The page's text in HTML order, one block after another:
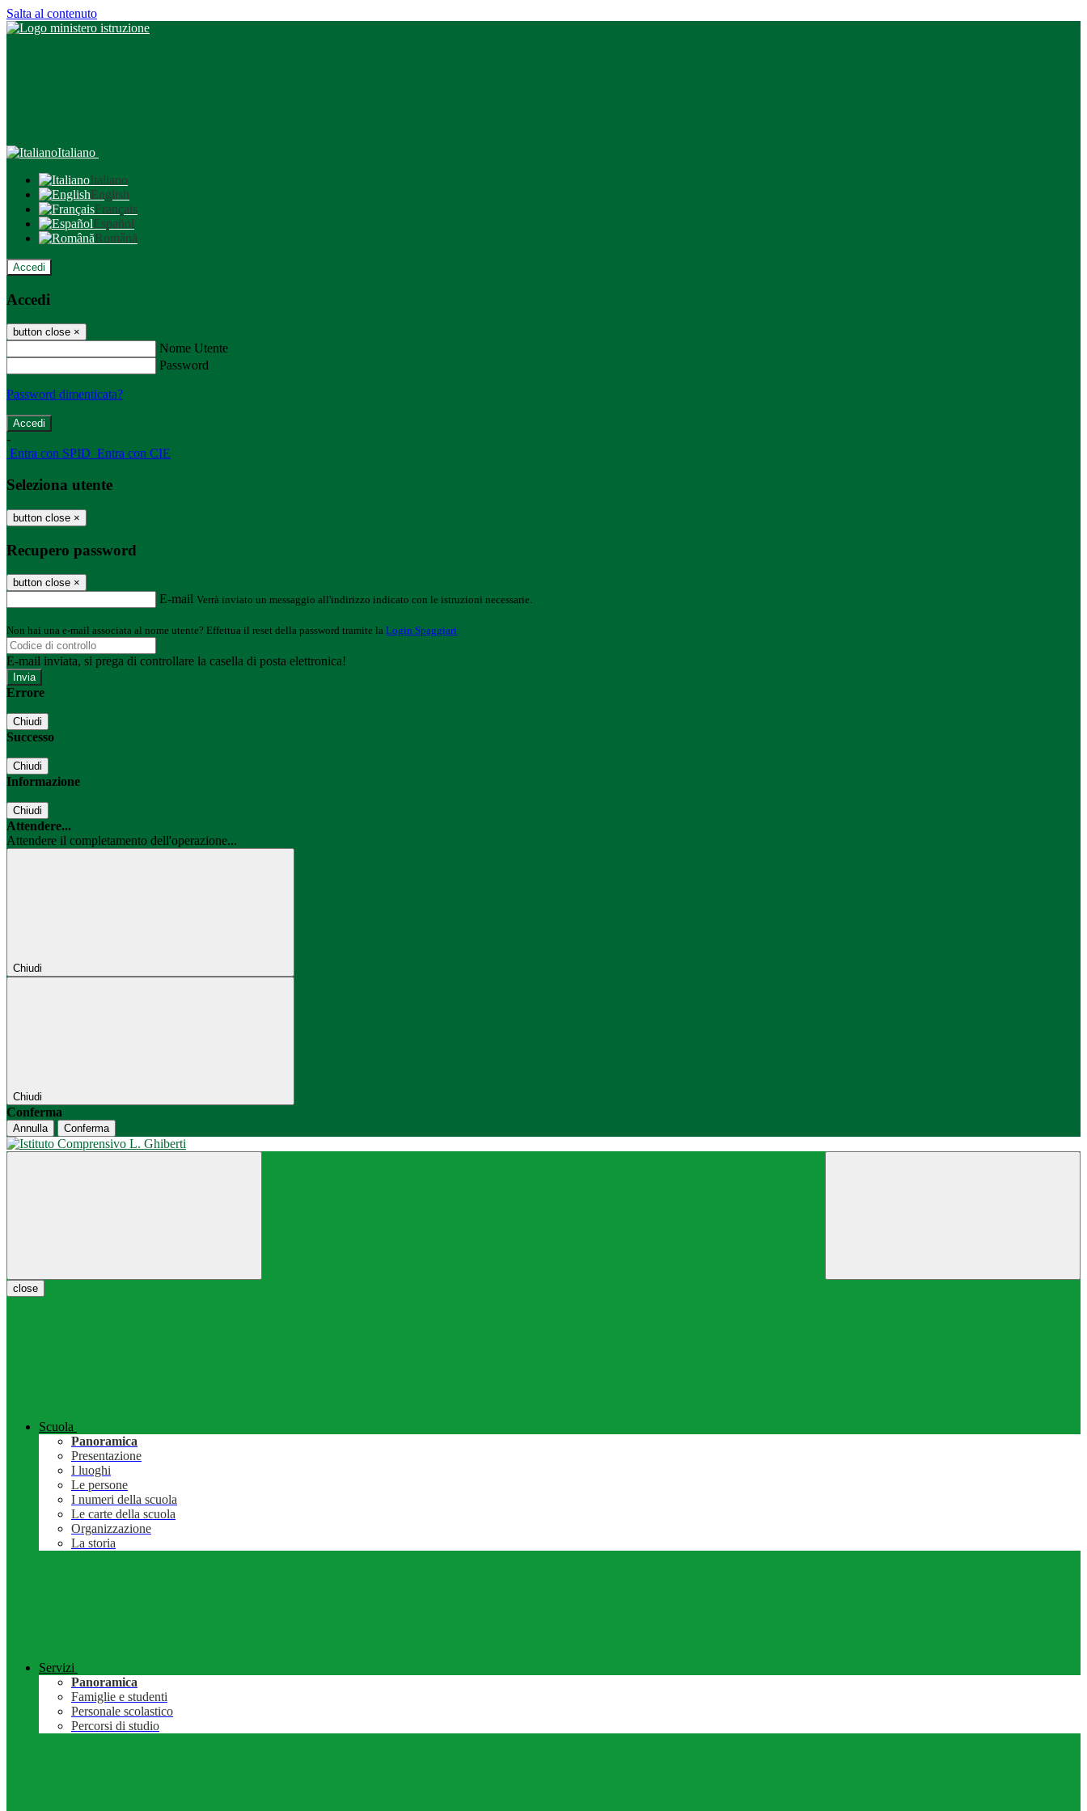
Salta al contenuto
Italiano
Italiano
English
Français
Español
Română
Accedi
Accedi
button close ×
Nome Utente
Password
Password dimenticata?
-
Entra con SPID Entra con CIE
Seleziona utente
button close ×
Recupero password
button close ×
E-mail Verrà inviato un messaggio all'indirizzo indicato con le istruzioni necessarie.
Non hai una e-mail associata al nome utente? Effettua il reset della password tramite la Login Spaggiari
E-mail inviata, si prega di controllare la casella di posta elettronica!
Errore
Chiudi
Successo
Chiudi
Informazione
Chiudi
Attendere...
Attendere il completamento dell'operazione...
Chiudi
Chiudi
Conferma
Annulla Conferma
close
Scuola
Panoramica
Presentazione
I luoghi
Le persone
I numeri della scuola
Le carte della scuola
Organizzazione
La storia
Servizi
Panoramica
Famiglie e studenti
Personale scolastico
Percorsi di studio